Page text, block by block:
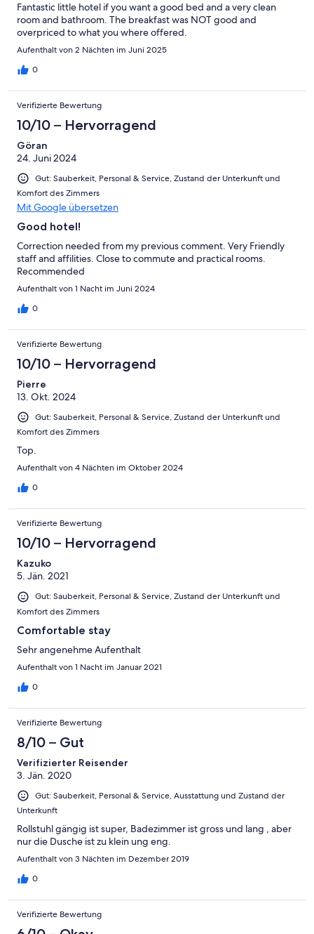
Fantastic little hotel if you want a good bed and a very clean
room and bathroom. The breakfast was NOT good and
overpriced to what you where offered.
Aufenthalt von 2 Nächten im Juni 2025
0
Verifizierte Bewertung
10/10 – Hervorragend
Göran
24. Juni 2024
Gut: Sauberkeit, Personal & Service, Zustand der Unterkunft und
Komfort des Zimmers
Mit Google übersetzen
Good hotel!
Correction needed from my previous comment. Very Friendly
staff and affilities. Close to commute and practical rooms.
Recommended
Aufenthalt von 1 Nacht im Juni 2024
0
Verifizierte Bewertung
10/10 – Hervorragend
Pierre
13. Okt. 2024
Gut: Sauberkeit, Personal & Service, Zustand der Unterkunft und
Komfort des Zimmers
Top.
Aufenthalt von 4 Nächten im Oktober 2024
0
Verifizierte Bewertung
10/10 – Hervorragend
Kazuko
5. Jän. 2021
Gut: Sauberkeit, Personal & Service, Zustand der Unterkunft und
Komfort des Zimmers
Comfortable stay
Sehr angenehme Aufenthalt
Aufenthalt von 1 Nacht im Januar 2021
0
Verifizierte Bewertung
8/10 – Gut
Verifizierter Reisender
3. Jän. 2020
Gut: Sauberkeit, Personal & Service, Ausstattung und Zustand der
Unterkunft
Rollstuhl gängig ist super, Badezimmer ist gross und lang , aber
nur die Dusche ist zu klein ung eng.
Aufenthalt von 3 Nächten im Dezember 2019
0
Verifizierte Bewertung